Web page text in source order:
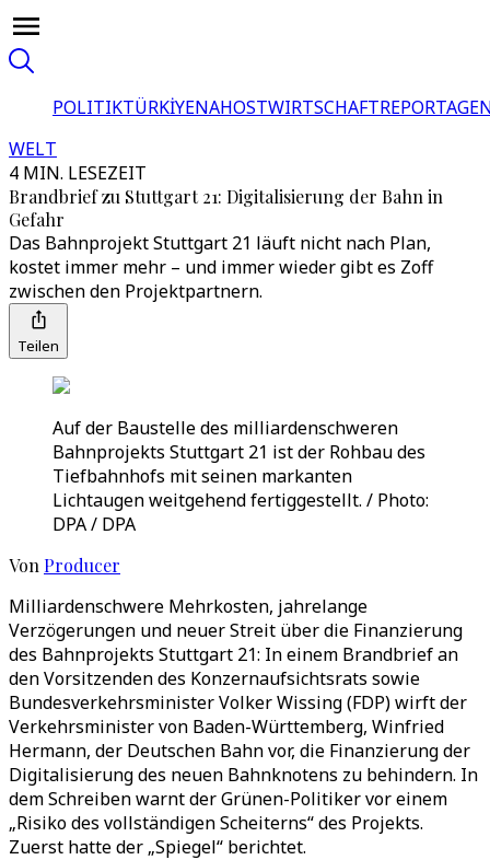
POLITIKTÜRKİYENAHOSTWIRTSCHAFT
WELT
4 MIN. LESEZEIT
Brandbrief zu Stuttgart 21: Digitalisierung der Bahn in
Gefahr
Das Bahnprojekt Stuttgart 21 läuft nicht nach Plan,
kostet immer mehr – und immer wieder gibt es Zoff
zwischen den Projektpartnern.
Teilen
Auf der Baustelle des milliardenschweren
Bahnprojekts Stuttgart 21 ist der Rohbau des
Tiefbahnhofs mit seinen markanten
Lichtaugen weitgehend fertiggestellt. / Photo:
DPA / DPA
Von Producer
Milliardenschwere Mehrkosten, jahrelange
Verzögerungen und neuer Streit über die Finanzierung
des Bahnprojekts Stuttgart 21: In einem Brandbrief an
den Vorsitzenden des Konzernaufsichtsrats sowie
Bundesverkehrsminister Volker Wissing (FDP) wirft der
Verkehrsminister von Baden-Württemberg, Winfried
Hermann, der Deutschen Bahn vor, die Finanzierung der
Digitalisierung des neuen Bahnknotens zu behindern. In
dem Schreiben warnt der Grünen-Politiker vor einem
„Risiko des vollständigen Scheiterns“ des Projekts.
Zuerst hatte der „Spiegel“ berichtet.